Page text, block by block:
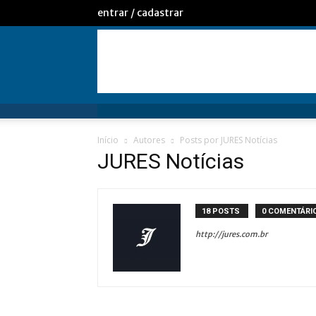
entrar / cadastrar
Início Autores Posts por JURES Notícias
JURES Notícias
18 POSTS 0
http://jures.com.br